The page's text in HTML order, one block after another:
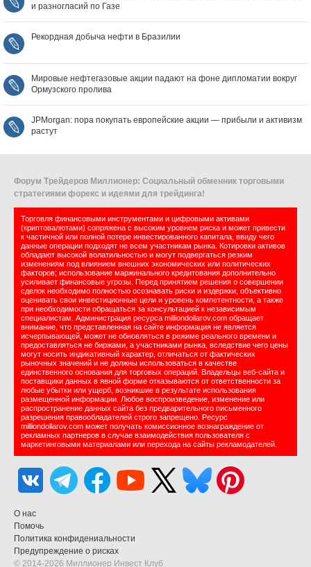
и разногласий по Газе
Рекордная добыча нефти в Бразилии
Мировые нефтегазовые акции падают на фоне дипломатии вокруг
Ормузского пролива
JPMorgan: пора покупать европейские акции — прибыли и активизм
растут
Форум Трейдеров Миллионер: Социальный обменник торговыми
стратегиями форекс и идеями для трейдинга!
Торговля финансовыми инструментами и цифровыми активами
(криптовалютами) сопряжена с высоким уровнем риска и может привести
к частичной или полной потере инвестированного капитала, ввиду чего
данные операции подходят не всем участникам рынка. Котировки активов
обладают высокой волатильностью и могут подвергаться резким
изменениям под влиянием внешних экономических или политических
факторов; использование маржинального кредитования дополнительно
усиливает финансовые угрозы. Перед принятием решения о совершении
сделок необходимо полностью осознавать риски и издержки, объективно
оценивать свои инвестиционные цели и уровень компетентности, а также
при необходимости обращаться за консультацией к независимым
специалистам. Администрация ресурса milliondollarov.com обращает
внимание, что представленная на сайте информация не является
исчерпывающей, может не обновляться в режиме реального времени и
предоставляться не биржами, а участниками рынка, вследствие чего цены
могут носить индикативный характер, отличаться от фактических
рыночных значений и не должны использоваться в качестве
единственного основания для торговых операций. Владельцы веб-сайта и
поставщики данных в явной форме отказываются от ответственности за
любые убытки или ущерб, возникшие в результате использования
размещенной информации. Любое воспроизведение, изменение или
распространение данных сайта без предварительного письменного
разрешения правообладателей строго запрещено. Ресурс
milliondollarov.com может получать комиссионное вознаграждение от
рекламных партнеров в случае взаимодействия пользователя с
маркетинговыми материалами или перехода на сайты рекламодателей.
О нас
Помочь
Политика конфидениальности
Предупреждение о рисках
© 2014-2026 Миллионер Инвест Клуб